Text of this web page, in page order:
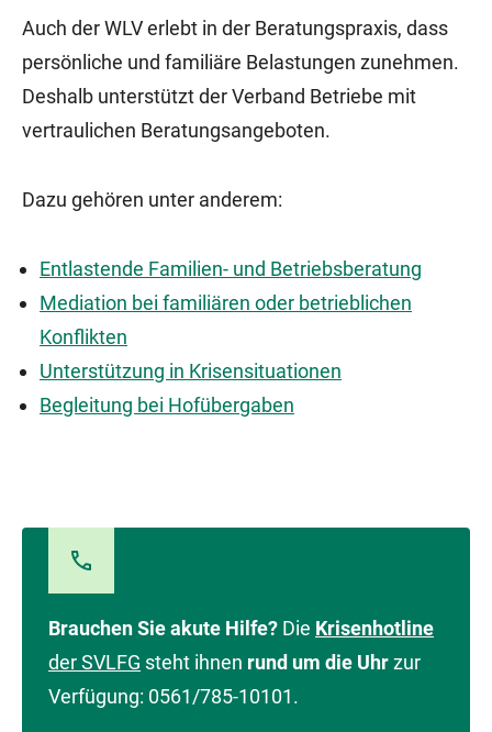
Auch der WLV erlebt in der Beratungspraxis, dass
persönliche und familiäre Belastungen zunehmen.
Deshalb unterstützt der Verband Betriebe mit
vertraulichen Beratungsangeboten.
Dazu gehören unter anderem:
Entlastende Familien- und Betriebsberatung
Mediation bei familiären oder betrieblichen
Konflikten
Unterstützung in Krisensituationen
Begleitung bei Hofübergaben
Brauchen Sie akute Hilfe? Die Krisenhotline
der SVLFG steht ihnen rund um die Uhrzur
Verfügung: 0561/785-10101.